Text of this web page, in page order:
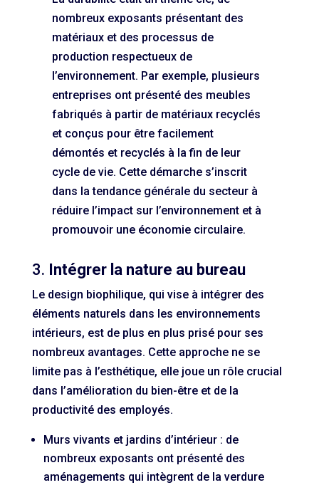
nombreux exposants présentant des
matériaux et des processus de
production respectueux de
l’environnement. Par exemple, plusieurs
entreprises ont présenté des meubles
fabriqués à partir de matériaux recyclés
et conçus pour être facilement
démontés et recyclés à la fin de leur
cycle de vie. Cette démarche s’inscrit
dans la tendance générale du secteur à
réduire l’impact sur l’environnement et à
promouvoir une économie circulaire.
3. Intégrer la nature au bureau
Le design biophilique, qui vise à intégrer des
éléments naturels dans les environnements
intérieurs, est de plus en plus prisé pour ses
nombreux avantages. Cette approche ne se
limite pas à l’esthétique, elle joue un rôle crucial
dans l’amélioration du bien-être et de la
productivité des employés.
Murs vivants et jardins d’intérieur : de
nombreux exposants ont présenté des
aménagements qui intègrent de la verdure